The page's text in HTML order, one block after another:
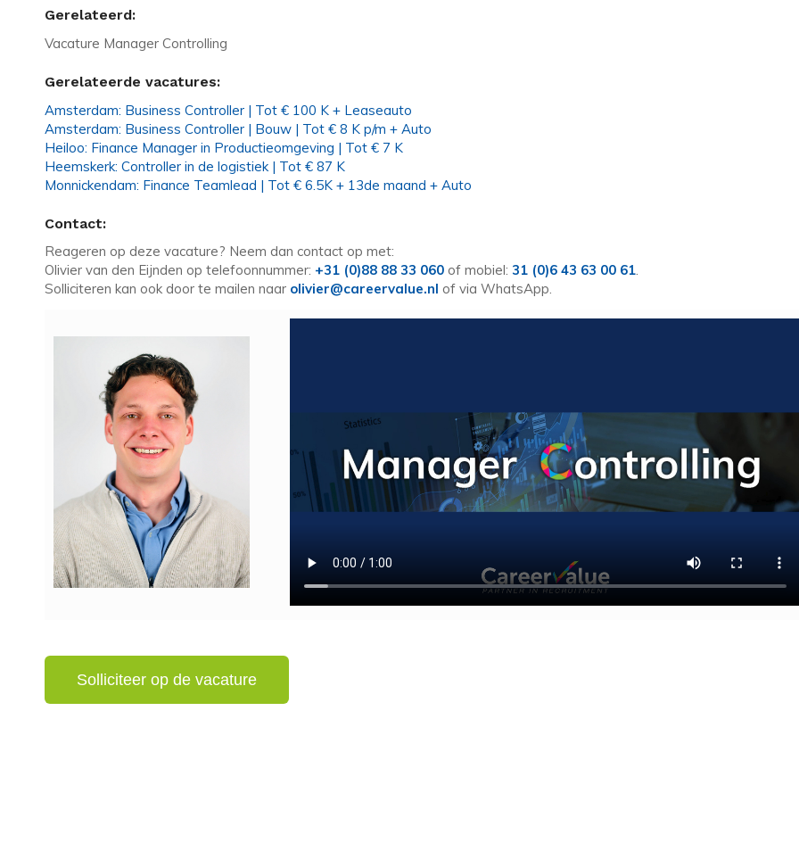
Gerelateerd:
Vacature Manager Controlling
Gerelateerde vacatures:
Amsterdam: Business Controller | Tot € 100 K + Leaseauto
Amsterdam: Business Controller | Bouw | Tot € 8 K p/m + Auto
Heiloo: Finance Manager in Productieomgeving | Tot € 7 K
Heemskerk: Controller in de logistiek | Tot € 87 K
Monnickendam: Finance Teamlead | Tot € 6.5K + 13de maand + Auto
Contact:
Reageren op deze vacature? Neem dan contact op met:
Olivier van den Eijnden op telefoonnummer: +31 (0)88 88 33 060 of mobiel: 31 (0)6 43 63 00 61.
Solliciteren kan ook door te mailen naar olivier@careervalue.nl of via WhatsApp.